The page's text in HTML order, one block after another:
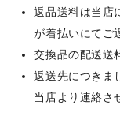
返品送料は当店
が着払いにてご
交換品の配送送
返送先につきま
当店より連絡さ